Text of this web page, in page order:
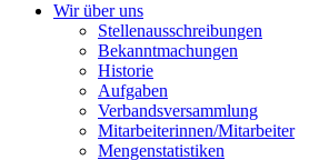
Wir über uns
Stellenausschreibungen
Bekanntmachungen
Historie
Aufgaben
Verbandsversammlung
Mitarbeiterinnen/Mitarbeiter
Mengenstatistiken